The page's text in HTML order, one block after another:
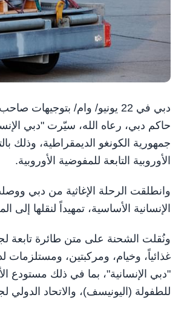
دبي في 22 يونيو/ وام/
حاكم دبي، رعاه الله، سيّرت "دبي
جمهورية الكونغو الديمقراطية، وذلك
الأوروبية التابعة للمفوضية الأوروبية.
الإنسانية الأساسية، تمهيداً لنقلها
ونُقلت الشحنة على متن طائرة تابعة
غذائياً، وخيام، ومركبتين،
"دبي الإنسانية"، بما في ذلك مستودع
للطفولة (اليونيسف)، والاتحاد الدولي